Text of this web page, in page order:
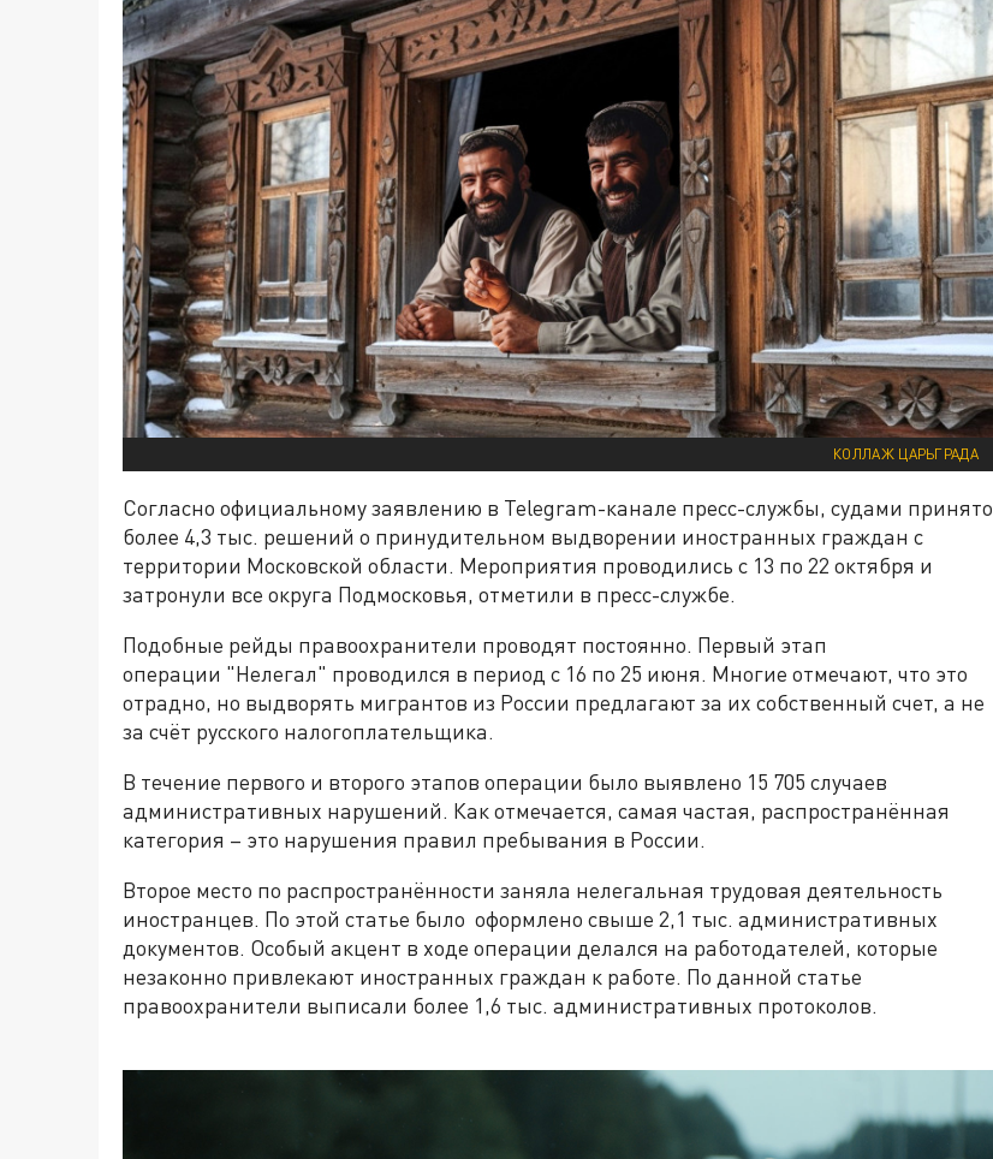
КОЛЛАЖ ЦАРЬГРАДА
Согласно официальному заявлению в Telegram-канале пресс-службы, судами принято
более 4,3 тыс. решений о принудительном выдворении иностранных граждан с
территории Московской области. Мероприятия проводились с 13 по 22 октября и
затронули все округа Подмосковья, отметили в пресс-службе.
Подобные рейды правоохранители проводят постоянно. Первый этап
операции "Нелегал" проводился в период с 16 по 25 июня. Многие отмечают, что это
отрадно, но выдворять мигрантов из России предлагают за их собственный счет, а не
за счёт русского налогоплательщика.
В течение первого и второго этапов операции было выявлено 15 705 случаев
административных нарушений. Как отмечается, самая частая, распространённая
категория – это нарушения правил пребывания в России.
Второе место по распространённости заняла нелегальная трудовая деятельность
иностранцев. По этой статье было оформлено свыше 2,1 тыс. административных
документов. Особый акцент в ходе операции делался на работодателей, которые
незаконно привлекают иностранных граждан к работе. По данной статье
правоохранители выписали более 1,6 тыс. административных протоколов.